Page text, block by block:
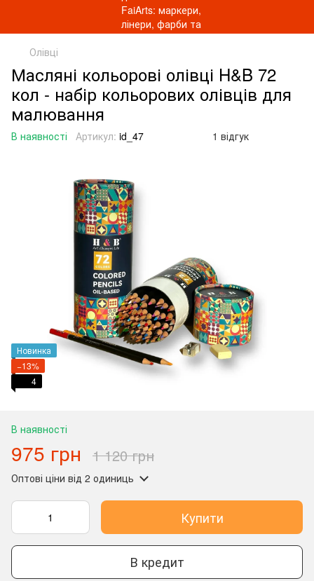
Олівці
Масляні кольорові олівці H&B 72
кол - набір кольорових олівців для
малювання
В наявності Артикул: id_47 1 відгук
Новинка
−13%
4
В наявності
975 грн 1 120 грн
Оптові ціни від 2 одиниць
Купити
В кредит